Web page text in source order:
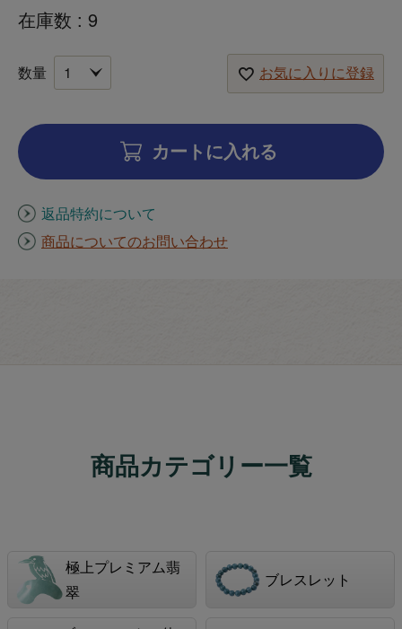
在庫数 9
お気に入りに登録
カートに入れる
返品特約について
商品についてのお問い合わせ
商品カテゴリー一覧
極上プレミアム翡
翠
ブレスレット